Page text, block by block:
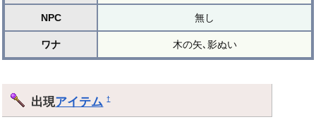
NPC 無し
ワナ 木の矢､影ぬい
出現アイテム †